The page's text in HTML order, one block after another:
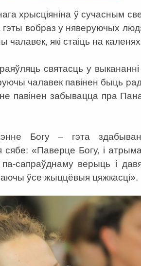
хрысціяніна ў сучасным
вобраз у няверуючых
чалавек, які стаіць на
святасць у выкананні
чалавек павінен быць
павінен забывацца пра
Богу – гэта
сябе: «Паверце Богу, і
сапраўднаму верыць і
ўсе жыццёвыя цяжкасці».